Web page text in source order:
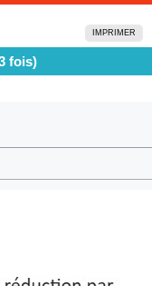
IMPRIMER
fois)